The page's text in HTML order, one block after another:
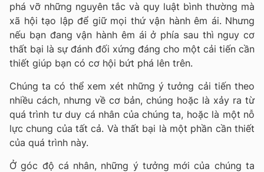
phá vỡ những nguyên tắc và quy luật bình thường mà
xã hội tạo lập để giữ mọi thứ vận hành êm ái. Nhưng
nếu bạn đang vận hành êm ái ở phía sau thì nguy cơ
thất bại là sự đánh đối xứng đáng cho một cải tiến cần
thiết giúp bạn có cơ hội bứt phá lên trên.
Chúng ta có thể xem xét những ý tưởng cải tiến theo
nhiều cách, nhưng về cơ bản, chúng hoặc là xảy ra từ
quá trình tư duy cá nhân của chúng ta, hoặc là một nỗ
lực chung của tất cả. Và thất bại là một phần cần thiết
của quá trình này.
Ở góc độ cá nhân, những ý tưởng mới của chúng ta